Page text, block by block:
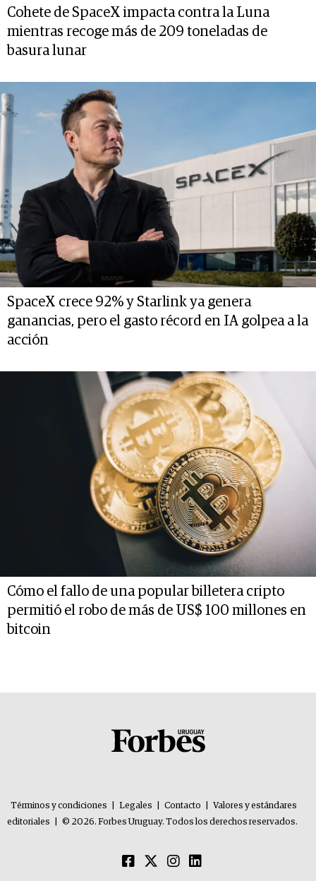
Cohete de SpaceX impacta contra la Luna
mientras recoge más de 209 toneladas de
basura lunar
SpaceX crece 92% y Starlink ya genera
ganancias, pero el gasto récord en IA golpea a la
acción
Cómo el fallo de una popular billetera cripto
permitió el robo de más de US$ 100 millones en
bitcoin
Términos y condiciones Legales Contacto
Valores y estándares
editoriales
© 2026. Forbes Uruguay. Todos los derechos reservados.